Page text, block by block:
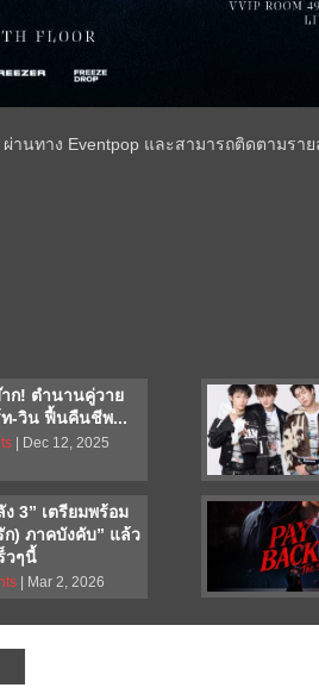
นทาง Eventpop และสามารถติดตามราย
ก! ตำนานคู่วาย
ท-วิน ฟื้นคืนชีพ...
| Dec 12, 2025
ง 3” เตรียมพร้อม
ก) ภาคบังคับ” แล้ว
วๆนี้
| Mar 2, 2026